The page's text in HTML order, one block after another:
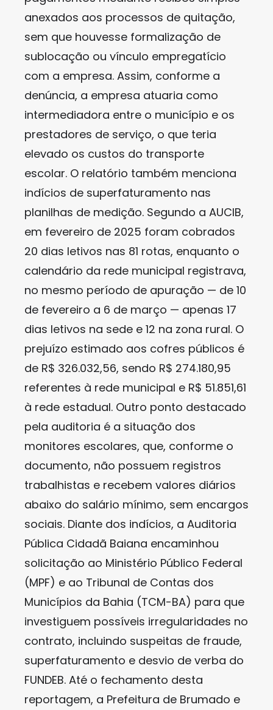
anexados aos processos de quitação,
sem que houvesse formalização de
sublocação ou vínculo empregatício
com a empresa. Assim, conforme a
denúncia, a empresa atuaria como
intermediadora entre o município e os
prestadores de serviço, o que teria
elevado os custos do transporte
escolar. O relatório também menciona
indícios de superfaturamento nas
planilhas de medição. Segundo a AUCIB,
em fevereiro de 2025 foram cobrados
20 dias letivos nas 81 rotas, enquanto o
calendário da rede municipal registrava,
no mesmo período de apuração — de 10
de fevereiro a 6 de março — apenas 17
dias letivos na sede e 12 na zona rural. O
prejuízo estimado aos cofres públicos é
de R$ 326.032,56, sendo R$ 274.180,95
referentes à rede municipal e R$ 51.851,61
à rede estadual. Outro ponto destacado
pela auditoria é a situação dos
monitores escolares, que, conforme o
documento, não possuem registros
trabalhistas e recebem valores diários
abaixo do salário mínimo, sem encargos
sociais. Diante dos indícios, a Auditoria
Pública Cidadã Baiana encaminhou
solicitação ao Ministério Público Federal
(MPF) e ao Tribunal de Contas dos
Municípios da Bahia (TCM-BA) para que
investiguem possíveis irregularidades no
contrato, incluindo suspeitas de fraude,
superfaturamento e desvio de verba do
FUNDEB. Até o fechamento desta
reportagem, a Prefeitura de Brumado e